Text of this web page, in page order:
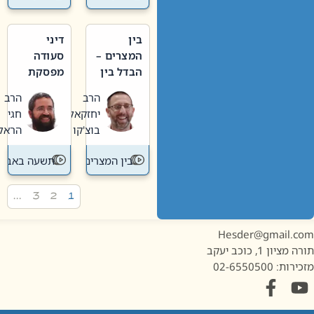
בין
המצרים –
הבדל בין
חדשה
לישנה
הרב
יחזקאל
בוצ'קו
בין המצרים
דיני
סעודה
מפסקת
תשעה
באב
הרב
חגי
הראל
תשעה באב
1, כוכב יעקב
02-6550500